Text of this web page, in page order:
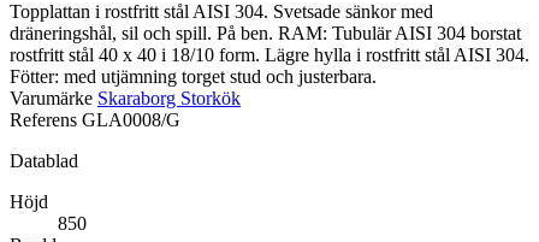
Topplattan i rostfritt stål AISI 304. Svetsade sänkor med
dräneringshål, sil och spill. På ben. RAM: Tubulär AISI 304 borstat
rostfritt stål 40 x 40 i 18/10 form. Lägre hylla i rostfritt stål AISI 304.
Fötter: med utjämning torget stud och justerbara.
Varumärke Skaraborg Storkök
Referens GLA0008/G
Datablad
Höjd
850